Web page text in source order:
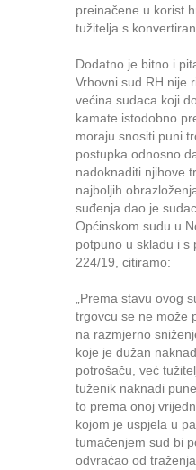
preinačene u korist
tužitelja s
Dodatno je bitno i
Vrhovni sud RH nije
većina sudaca koji
kamate istodobno
moraju snositi puni
postupka odnosno
nadoknaditi njihove
najboljih
suđenja dao je
Općinskom sudu u
potpuno u skladu i s
224/19, citiramo:
„Prema stavu ovog
trgovcu se ne može
na razmjerno
koje je dužan
potrošaču, već
tuženik naknadi
to prema onoj
kojom je uspjela u
tumačenjem sud bi
odvraćao od